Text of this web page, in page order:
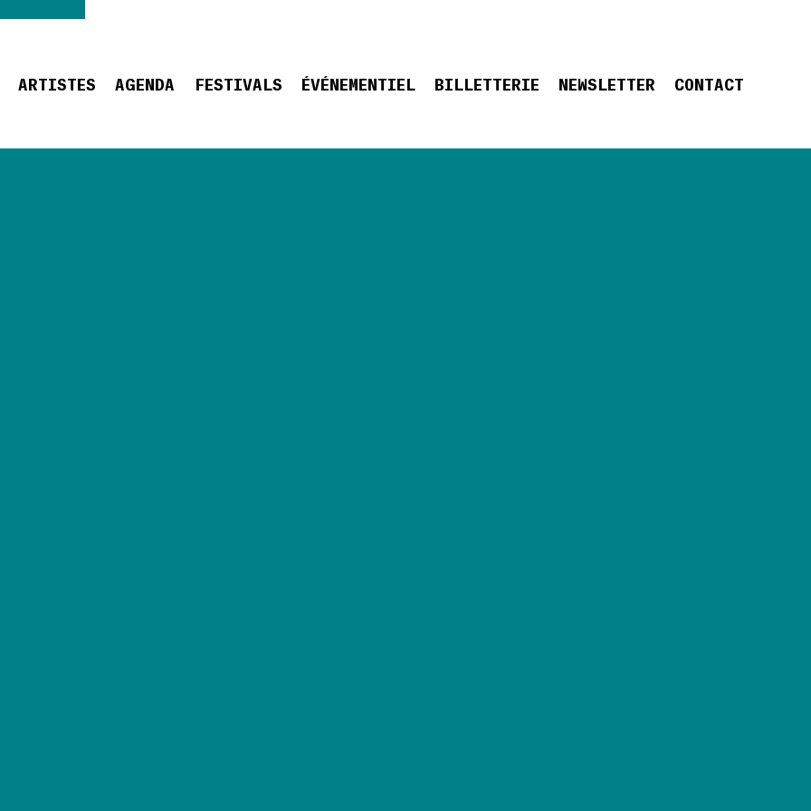
ARTISTES AGENDA FESTIVALS ÉVÉNEMENTIEL BILLETTERIE NEWSLETTER CONTACT